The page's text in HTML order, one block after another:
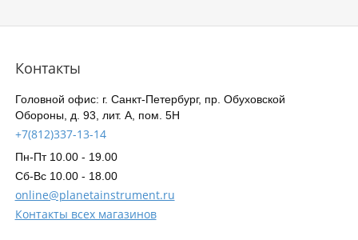
Контакты
Головной офис: г. Санкт-Петербург, пр. Обуховской
Обороны, д. 93, лит. А, пом. 5Н
+7(812)337-13-14
Пн-Пт 10.00 - 19.00
Сб-Вс 10.00 - 18.00
online@planetainstrument.ru
Контакты всех магазинов